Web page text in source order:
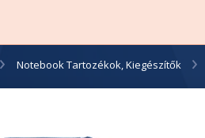
Notebook Tartozékok, Kiegészítők